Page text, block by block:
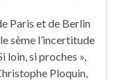
Paris et de Berlin
sème l’incertitude
loin, si proches »,
Ploquin,